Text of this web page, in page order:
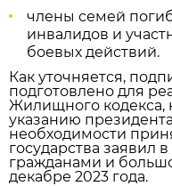
члены семей
инвалидов и
боевых действий.
Как уточняется,
подготовлено для
Жилищного кодекса,
указанию
необходимости
государства заявил
гражданами и
декабре 2023 года.